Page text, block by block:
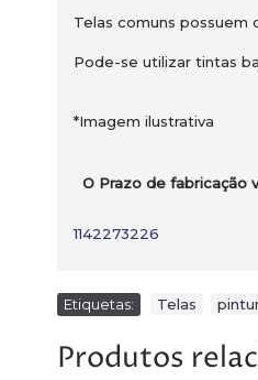
Telas comuns possuem
Pode-se utilizar tintas
*Imagem ilustrativa
O Prazo de fabricação
1142273226
Etiquetas: Telas
Produtos